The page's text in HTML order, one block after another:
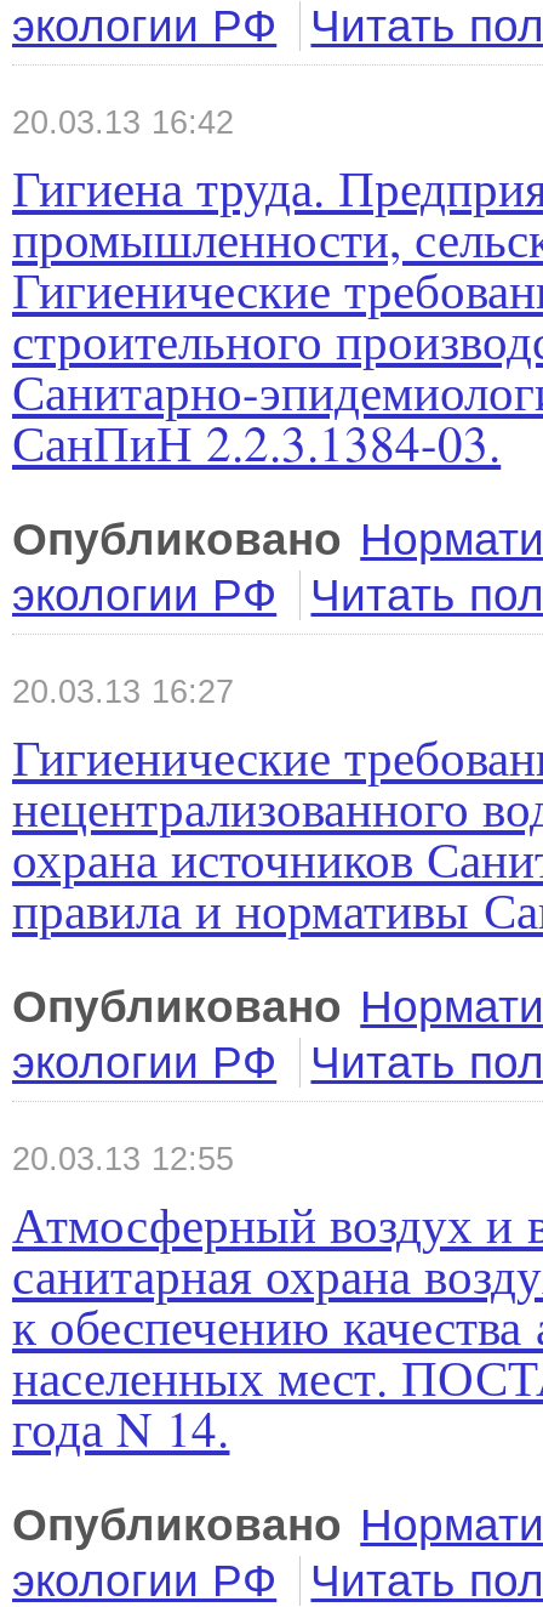
экологии РФ
Читать
20.03.13 16:42
Гигиена труда.
промышленности,
Гигиенические
строительного
Санитарно-
СанПиН 2.2.3.1384-03.
Опубликовано
экологии РФ
Читать
20.03.13 16:27
Гигиенические
нецентрализованного
охрана источников
правила и нормативы
Опубликовано
экологии РФ
Читать
20.03.13 12:55
Атмосферный воздух и
санитарная охрана
к обеспечению
населенных мест.
года N 14.
Опубликовано
экологии РФ
Читать